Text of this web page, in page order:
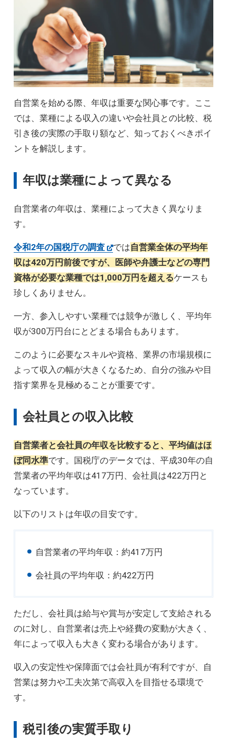
自営業を始める際、年収は重要な関心事です。ここ
では、業種による収入の違いや会社員との比較、税
引き後の実際の手取り額など、知っておくべきポイ
ントを解説します。
年収は業種によって異なる
自営業者の年収は、業種によって大きく異なりま
す。
令和2年の国税庁の調査 では自営業全体の平均年
収は420万円前後ですが、医師や弁護士などの専門
資格が必要な業種では1,000万円を超えるケースも
珍しくありません。
一方、参入しやすい業種では競争が激しく、平均年
収が300万円台にとどまる場合もあります。
このように必要なスキルや資格、業界の市場規模に
よって収入の幅が大きくなるため、自分の強みや目
指す業界を見極めることが重要です。
会社員との収入比較
自営業者と会社員の年収を比較すると、平均値はほ
ぼ同水準です。国税庁のデータでは、平成30年の自
営業者の平均年収は417万円、会社員は422万円と
なっています。
以下のリストは年収の目安です。
自営業者の平均年収：約417万円
会社員の平均年収：約422万円
ただし、会社員は給与や賞与が安定して支給される
のに対し、自営業者は売上や経費の変動が大きく、
年によって収入も大きく変わる場合があります。
収入の安定性や保障面では会社員が有利ですが、自
営業は努力や工夫次第で高収入を目指せる環境で
す。
税引後の実質手取り